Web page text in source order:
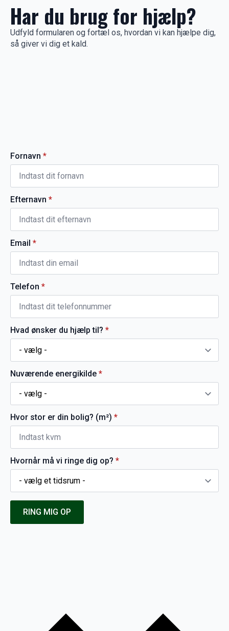
Har du brug for hjælp?
Udfyld formularen og fortæl os, hvordan vi kan hjælpe dig,
så giver vi dig et kald.
Fornavn *
Efternavn *
Email *
Telefon *
Hvad ønsker du hjælp til? *
Nuværende energikilde *
Hvor stor er din bolig? (m²) *
Hvornår må vi ringe dig op? *
RING MIG OP